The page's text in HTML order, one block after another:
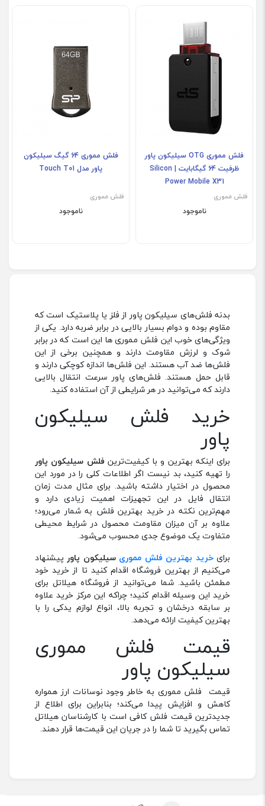
فلش مموری OTG سیلیکون پاور
ظرفیت 64 گیگابایت | Silicon
Power Mobile X31
فلش مموری
ناموجود
فلش مموری 64 گیگ سیلیکون
پاور مدل Touch T01
فلش مموری
ناموجود
بدنه فلش‌های سیلیکون پاور از فلز یا پلاستیک است که
مقاوم بوده و دوام بسیار بالایی در برابر ضربه دارد. یکی از
ویژگی‌های خوب این فلش‌ مموری ها این است که در برابر
شوک و لرزش مقاومت دارند و همچنین برخی از این
فلش‌ها ضد آب هستند. این فلش‌ها اندازه کوچکی دارند و
قابل حمل هستند. فلش‌های پاور سرعت انتقال بالایی
دارند که می‌توانید در هر شرایطی از آن استفاده کنید.
خرید فلش سیلیکون
پاور
برای اینکه بهترین و با کیفیت‌ترین فلش سیلیکون پاور
را تهیه کنید، بد نیست اگر اطلاعات کلی را در مورد این
محصول در اختیار داشته باشید. برای مثال مدت زمان
انتقال فایل در این تجهیزات اهمیت زیادی دارد و
مهم‌ترین نکته در خرید بهترین فلش به شمار می‌رود؛
علاوه بر آن میزان مقاومت محصول در شرایط محیطی
متفاوت یک موضوع جدی محسوب می‌شود.
برایخرید بهترین فلش مموری سیلیکون پاورپیشنهاد
می‌کنیم از بهترین فروشگاه اقدام کنید تا از خرید خود
مطمئن باشید. شما می‌توانید از فروشگاه هیلاتل برای
خرید این وسیله اقدام کنید؛ چراکه این مرکز خرید علاوه
بر سابقه درخشان و تجربه بالا، انواع لوازم یدکی را با
بهترین کیفیت ارائه می‌دهد.
قیمت فلش مموری
سیلیکون پاور
قیمت فلش مموری به خاطر وجود نوسانات ارز همواره
کاهش و افزایش پیدا می‌کند؛ بنابراین برای اطلاع از
جدیدترین قیمت فلش کافی است با کارشناسان هیلاتل
تماس بگیرید تا شما را در جریان این قیمت‌ها قرار دهند.